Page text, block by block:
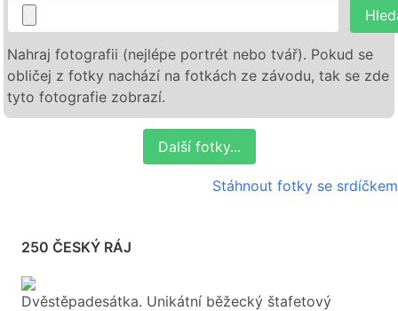
Nahraj fotografii (nejlépe portrét nebo tvář). Pokud se
obličej z fotky nachází na fotkách ze závodu, tak se zde
tyto fotografie zobrazí.
Další fotky...
Stáhnout fotky se srdíčkem
250 ČESKÝ RÁJ
Dvěstěpadesátka. Unikátní běžecký štafetový